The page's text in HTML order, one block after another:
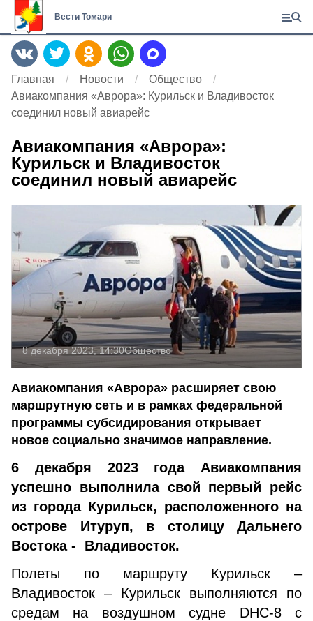
Вести Томари
Главная Новости
Общество
Авиакомпания «Аврора»: Курильск и Владивосток
соединил новый авиарейс
Авиакомпания «Аврора»:
Курильск и Владивосток
соединил новый авиарейс
8 декабря 2023, 14:30Общество
Авиакомпания «Аврора» расширяет свою
маршрутную сеть и в рамках федеральной
программы субсидирования открывает
новое социально значимое направление.
6 декабря 2023 года Авиакомпания
успешно выполнила свой первый рейс
из города Курильск, расположенного на
острове Итуруп, в столицу Дальнего
Востока - Владивосток.
Полеты по маршруту Курильск –
Владивосток – Курильск выполняются по
средам на воздушном судне DHC-8 с